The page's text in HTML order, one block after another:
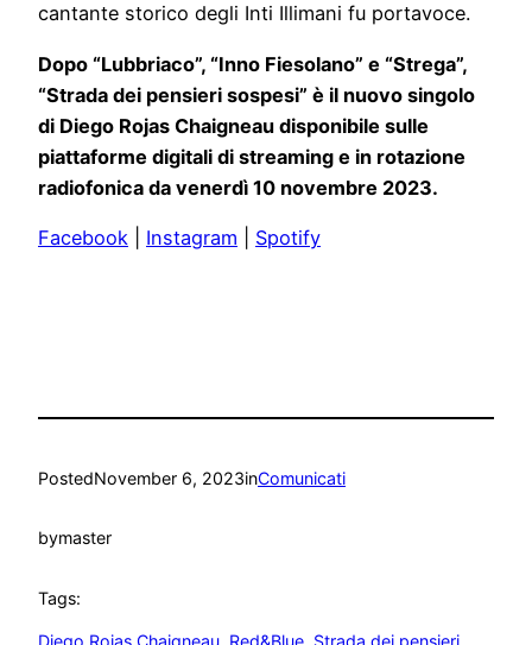
cantante storico degli Inti Illimani fu portavoce.
Dopo “Lubbriaco”, “Inno Fiesolano” e “Strega”,
“Strada dei pensieri sospesi” è il nuovo singolo
di Diego Rojas Chaigneau disponibile sulle
piattaforme digitali di streaming e in rotazione
radiofonica da venerdì 10 novembre 2023.
Facebook Instagram Spotify
PostedNovember 6, 2023inComunicati
bymaster
Tags: